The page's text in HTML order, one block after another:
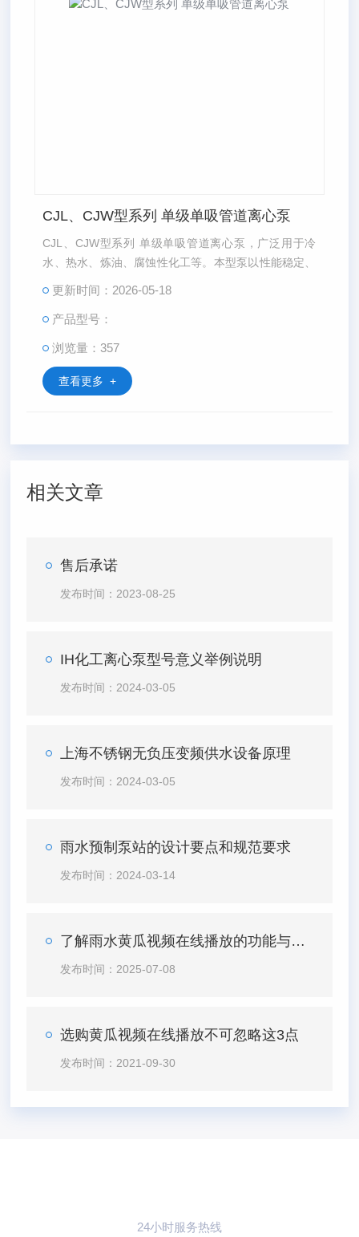
CJL、CJW型系列 单级单吸管道离心泵
CJL、CJW型系列 单级单吸管道离心泵，广泛用于冷
水、热水、炼油、腐蚀性化工等。本型泵以性能稳定、
高效节能、占地面积小、结构 紧凑等特点，广受市场青
更新时间：2026-05-18
产品型号：
浏览量：357
查看更多 +
相关文章
售后承诺
发布时间：2023-08-25
IH化工离心泵型号意义举例说明
发布时间：2024-03-05
上海不锈钢无负压变频供水设备原理
发布时间：2024-03-05
雨水预制泵站的设计要点和规范要求
发布时间：2024-03-14
了解雨水黄瓜视频在线播放的功能与特点
发布时间：2025-07-08
选购黄瓜视频在线播放不可忽略这3点
发布时间：2021-09-30
24小时服务热线